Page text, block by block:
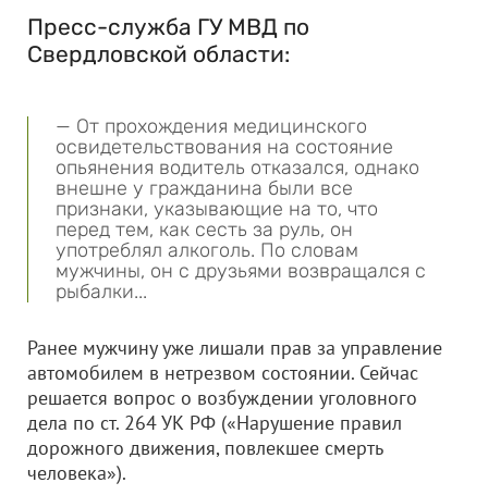
Пресс-служба ГУ МВД по
Свердловской области:
— От прохождения медицинского
освидетельствования на состояние
опьянения водитель отказался, однако
внешне у гражданина были все
признаки, указывающие на то, что
перед тем, как сесть за руль, он
употреблял алкоголь. По словам
мужчины, он с друзьями возвращался с
рыбалки...
Ранее мужчину уже лишали прав за управление
автомобилем в нетрезвом состоянии. Сейчас
решается вопрос о возбуждении уголовного
дела по ст. 264 УК РФ («Нарушение правил
дорожного движения, повлекшее смерть
человека»).